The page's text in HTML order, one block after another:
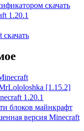
скачать
1.20.1
[1.15.2]
1.20.1
блоков майнкрафт
версия Minecraft